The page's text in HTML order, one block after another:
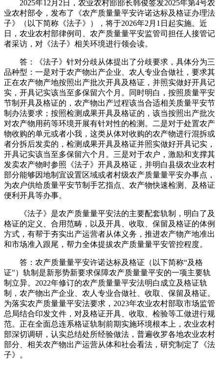
2025年12月2日，农业农村部部长韩俊签发2025年第4号农
业农村部令，发布了《农产质量量平安许诺达标及格证办理法
子》（以下简称《法子》），将于2026年2月1日起实施。近
日，农业农村部律例司、农产质量量平安监管司担任人接管记
者采访，对《法子》相关环境进行领会读。
答：《法子》针对分歧从体提出了分歧要求，具体分为三
品种型：一是对于农产物出产企业、农人专业合做社，要求其
正在农产物产地按照出产批次开具及格证，并照实做好开具记
实，开具记实该当至多保留六个月。同时明白，按照质量平安
节制开具及格证的，农产物出产过程该当合适相关质量平安节
制办法要求；按照检测成果开具及格证的，该当按照出产批次
对农产物用药等环境开展有针对性的检测。二是对于处置农产
物收购的单元或者小我，这类从体对收购的农产物进行混拆或
者分拆后发卖的，检测成果开具及格证并照实做好开具记实，
开具记实该当至多保留六个月。三是对于农户，激励和支撑其
发卖农产物时参照《法子》开具及格证，并明白县级农业农村
部分能够因地制宜设置区域或者村级农产质量量平安办事点，
为农户供给质量平安节制手艺指点、农产物快速检测、及格证
便利开具等办事。
《法子》是农产质量量平安法的主要配套轨制，明白了及
格证的定义、合用范畴，以及开具、收取、保留及格证的体例
方式，有帮于夯实出产运营者从体义务，推进农产物产地准出
和市场准入跟尾，帮力全体提拔农产质量量平安管控程度。
答：农产质量量平安许诺达标及格证（以下简称“及格
证”）轨制是新形势新要求保障农产质量量平安的一项主要轨
制立异。2022年修订的农产质量量平安法明白成立及格证轨
制，农产物出产企业、农人专业合做社、收取、保留及格证。
为落实农产质量量平安法要求，2023年农业农村部取市场监管
总局结合印发文件，对及格证开具、收取、检验等工做进行规
范。正在全面总连系格证轨制前期实施环境根本上，农业农村
部深切调研，认实总结处所经验做法，普遍收罗各地农业农村
部分、相关农产物出产运营从体和社会看法，研究制定了《法
子》。